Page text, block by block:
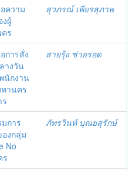
ความ
ผู้
ร
สุวภรณ์ เพียรสุภาพ
การสั่ง
างวัน
นักงาน
านคร
สายรุ้ง ช่วยรอด
การ
งกลุ่ม
No
ร
ภัทรวินท์ บุณยสุรักษ์